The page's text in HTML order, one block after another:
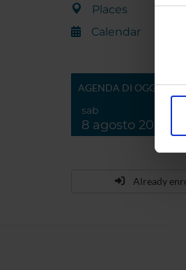
Places
Calendar
AGENDA DI OGGI
sab
8 agosto 2026
Already